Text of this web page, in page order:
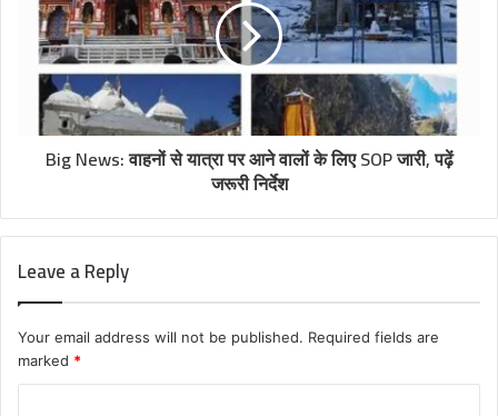
Big News: वाहनों से यात्रा पर आने वालों के लिए SOP जारी, पढ़ें
जरूरी निर्देश
Leave a Reply
Your email address will not be published. Required fields are
marked *